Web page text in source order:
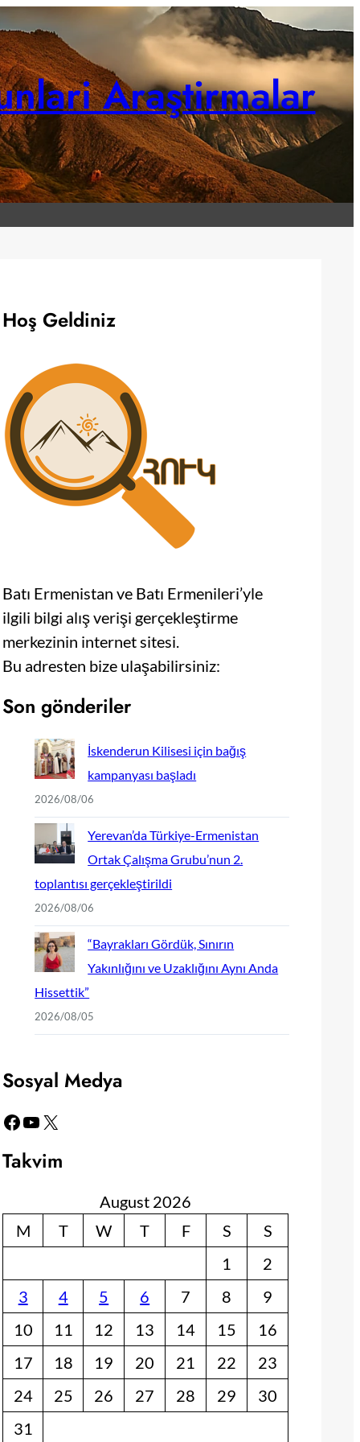
Araştirmalar
Hoş Geldiniz
Batı Ermenistan ve Batı Ermenileri’yle
ilgili bilgi alış verişi gerçekleştirme
merkezinin internet sitesi.
Bu adresten bize ulaşabilirsiniz:
Son gönderiler
İskenderun Kilisesi için bağış
kampanyası başladı
2026/08/06
Yerevan’da Türkiye-Ermenistan
Ortak Çalışma Grubu’nun 2.
toplantısı gerçekleştirildi
2026/08/06
“Bayrakları Gördük, Sınırın
Yakınlığını ve Uzaklığını Aynı Anda
Hissettik”
2026/08/05
Sosyal Medya
Facebook YouTube X
Takvim
August 2026
M
T W T F S
S
1
2
3
4 5 6 7 8
9
10
11 12 13 14 15
16
17
18 19 20 21 22
23
24
25 26 27 28 29
30
31